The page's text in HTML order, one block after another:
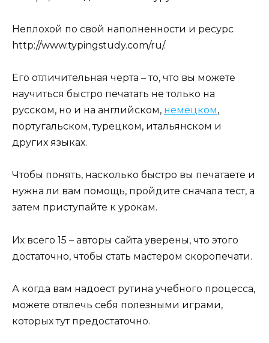
Неплохой по свой наполненности и ресурс
http://www.typingstudy.com/ru/.
Его отличительная черта – то, что вы можете
научиться быстро печатать не только на
русском, но и на английском, немецком,
португальском, турецком, итальянском и
других языках.
Чтобы понять, насколько быстро вы печатаете и
нужна ли вам помощь, пройдите сначала тест, а
затем приступайте к урокам.
Их всего 15 – авторы сайта уверены, что этого
достаточно, чтобы стать мастером скоропечати.
А когда вам надоест рутина учебного процесса,
можете отвлечь себя полезными играми,
которых тут предостаточно.